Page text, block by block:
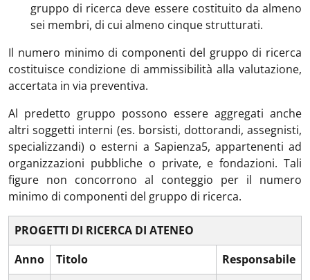
gruppo di ricerca deve essere costituito da almeno
sei membri, di cui almeno cinque strutturati.
Il numero minimo di componenti del gruppo di ricerca
costituisce condizione di ammissibilità alla valutazione,
accertata in via preventiva.
Al predetto gruppo possono essere aggregati anche
altri soggetti interni (es. borsisti, dottorandi, assegnisti,
specializzandi) o esterni a Sapienza5, appartenenti ad
organizzazioni pubbliche o private, e fondazioni. Tali
figure non concorrono al conteggio per il numero
minimo di componenti del gruppo di ricerca.
PROGETTI DI RICERCA DI ATENEO
Anno
Titolo
Responsabile